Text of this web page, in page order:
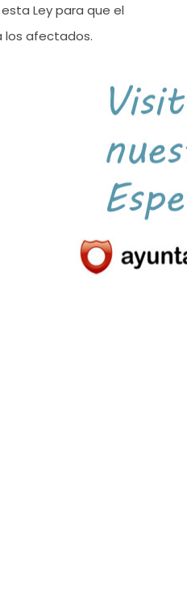
Ley para que el
los afectados.